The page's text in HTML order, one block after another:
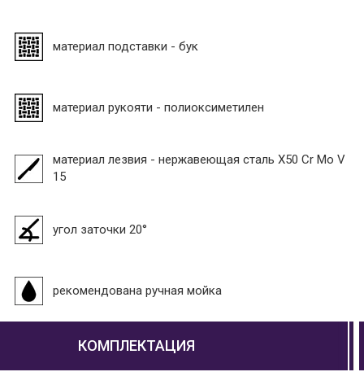
материал подставки - бук
материал рукояти - полиоксиметилен
материал лезвия - нержавеющая сталь X50 Cr Mo V
15
угол заточки 20°
рекомендована ручная мойка
КОМПЛЕКТАЦИЯ